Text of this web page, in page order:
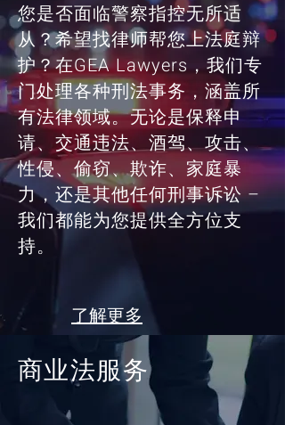
您是否面临警察指控无所适
从？希望找律师帮您上法庭辩
护？在GEA Lawyers，我们专
门处理各种刑法事务，涵盖所
有法律领域。无论是保释申
请、交通违法、酒驾、攻击、
性侵、偷窃、欺诈、家庭暴
力，还是其他任何刑事诉讼 –
我们都能为您提供全方位支
持。
了解更多
商业法服务